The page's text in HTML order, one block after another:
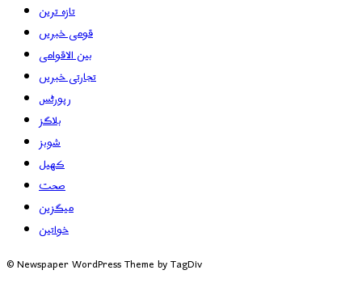
تازہ ترین
قومی خبریں
بین الاقوامی
تجارتی خبریں
رپورٹس
بلاگز
شوبز
کھیل
صحت
میگزین
خواتین
© Newspaper WordPress Theme by TagDiv